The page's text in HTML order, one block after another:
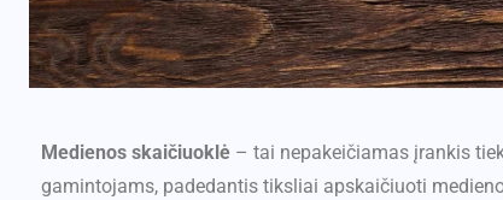
Medienos skaičiuoklė – tai nepakeičiamas įrankis
gamintojams, padedantis tiksliai apskaičiuoti